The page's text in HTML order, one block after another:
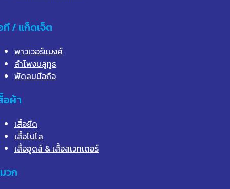
ที / แก็ดเจ็ต
พาวเวอร์แบงค์
ลำโพงบลูทูธ
พัดลมมือถือ
อผ้า
เสื้อยืด
เสื้อโปโล
เสื้อฮูดส์ & เสื้อสเวทเตอร์
วก